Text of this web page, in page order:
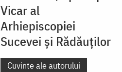
Vicar al
Arhiepiscopiei
Sucevei și Rădăuților
Cuvinte ale autorului